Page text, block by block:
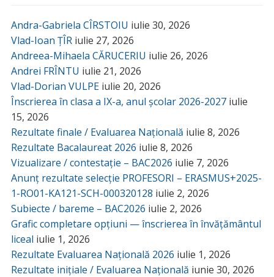
Andra-Gabriela CÎRSTOIU iulie 30, 2026
Vlad-Ioan ȚÎR iulie 27, 2026
Andreea-Mihaela CĂRUCERIU iulie 26, 2026
Andrei FRÎNTU iulie 21, 2026
Vlad-Dorian VULPE iulie 20, 2026
Înscrierea în clasa a IX-a, anul școlar 2026-2027 iulie
15, 2026
Rezultate finale / Evaluarea Națională iulie 8, 2026
Rezultate Bacalaureat 2026 iulie 8, 2026
Vizualizare / contestație – BAC2026 iulie 7, 2026
Anunț rezultate selecție PROFESORI – ERASMUS+2025-
1-RO01-KA121-SCH-000320128 iulie 2, 2026
Subiecte / bareme – BAC2026 iulie 2, 2026
Grafic completare opțiuni — înscrierea în învățământul
liceal iulie 1, 2026
Rezultate Evaluarea Națională 2026 iulie 1, 2026
Rezultate inițiale / Evaluarea Națională iunie 30, 2026